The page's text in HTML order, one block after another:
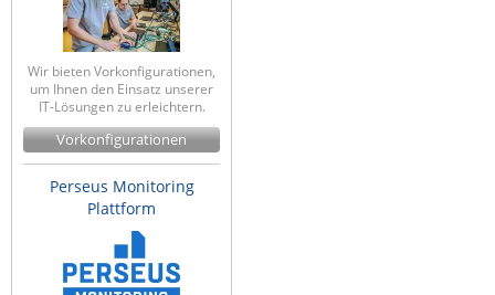
Wir bieten Vorkonfigurationen,
um Ihnen den Einsatz unserer
IT-Lösungen zu erleichtern.
Vorkonfigurationen
Perseus Monitoring
Plattform